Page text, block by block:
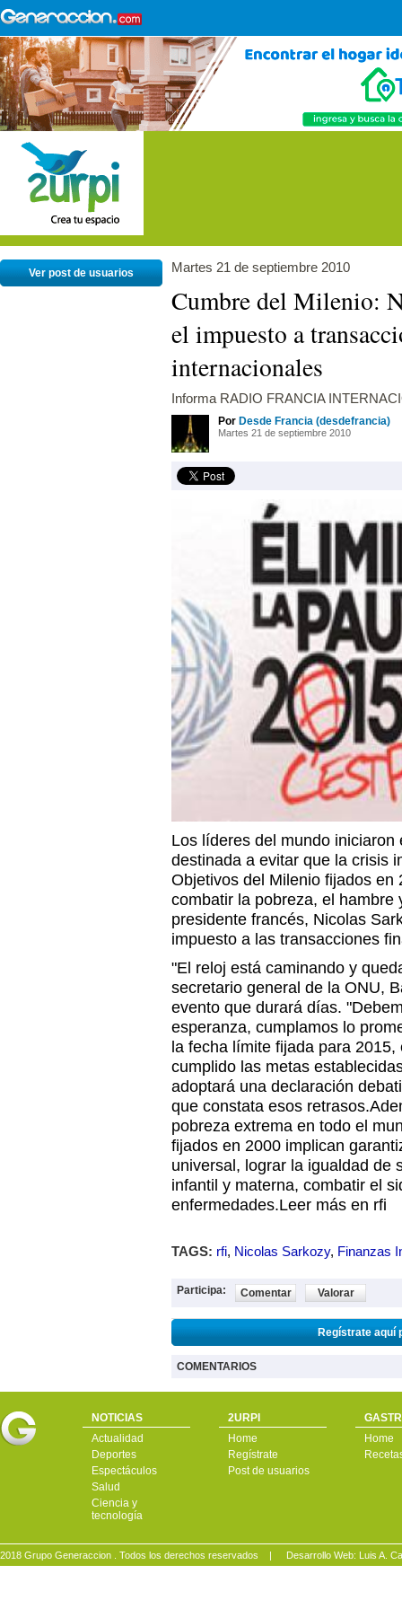
Ver post de usuarios Martes 21 de septiembre 2010
Cumbre del Milenio:
el impuesto a
internacionales
Informa RADIO FRANCIA
Por Desde Francia (desdefrancia)
Martes 21 de septiembre 2010
Los líderes del mundo iniciaron
destinada a evitar que la crisis
Objetivos del Milenio fijados en
combatir la pobreza, el hambre
presidente francés, Nicolas
impuesto a las transacciones
"El reloj está caminando y
secretario general de la ONU,
evento que durará días.
esperanza, cumplamos lo
la fecha límite fijada para
cumplido las metas
adoptará una declaración
que constata esos
pobreza extrema en todo el
fijados en 2000 implican
universal, lograr la igualdad de
infantil y materna, combatir el
enfermedades.Leer más en rfi
TAGS: rfi, Nicolas Sarkozy, Finanzas
Participa: Comentar Valorar
Regístrate aquí
COMENTARIOS
NOTICIAS
Actualidad
Deportes
Espectáculos
Salud
Ciencia y
tecnología
2URPI
Home
Regístrate
Post de usuarios
Home
2018 Grupo Generaccion . Todos los derechos reservados | Desarrollo Web: Luis